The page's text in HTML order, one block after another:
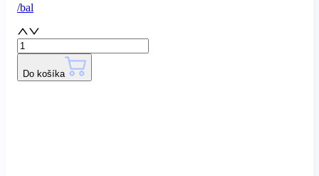
/bal
Do košíka